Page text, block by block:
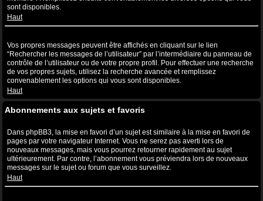
sont disponibles.
Haut
Vos propres messages peuvent être affichés en cliquant sur le lien
“Rechercher les messages de l’utilisateur” par l’intermédiaire du panneau de
contrôle de l’utilisateur ou de votre propre profil. Pour effectuer une recherche
de vos propres sujets, utilisez la recherche avancée et remplissez
convenablement les options qui vous sont disponibles.
Haut
Abonnements aux sujets et favoris
Dans phpBB3, la mise en favori d’un sujet est similaire à la mise en favori de
pages par votre navigateur Internet. Vous ne serez pas averti lors de
nouveaux messages, mais vous pourrez retourner rapidement au sujet
ultérieurement. Par contre, l’abonnement vous préviendra lors de nouveaux
messages sur le sujet ou forum que vous surveillez.
Haut